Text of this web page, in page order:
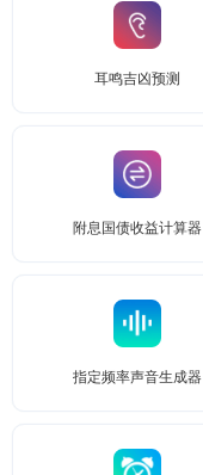
耳鸣吉凶预测
附息国债收益计算器
指定频率声音生成器